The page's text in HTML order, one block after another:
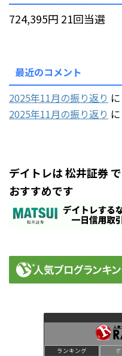
724,395円 21回当選
最近のコメント
2025年11月の振り返り に
2025年11月の振り返り に
デイトレは 松井証券
おすすめです
ランキング